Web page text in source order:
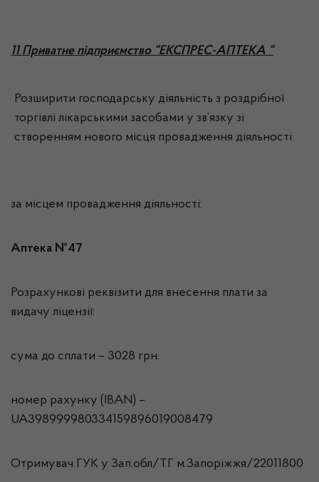
11 Приватне підприємство “ЕКСПРЕС-АПТЕКА “
Розширити господарську діяльність з роздрібної
торгівлі лікарськими засобами у зв’язку зі
створенням нового місця провадження діяльності
за місцем провадження діяльності:
Аптека №47
Розрахункові реквізити для внесення плати за
видачу ліцензії:
сума до сплати – 3028 грн.
номер рахунку (IBAN) –
UA398999980334159896019008479
Отримувач ГУК у Зап.обл/ТГ м.Запорiжжя/22011800